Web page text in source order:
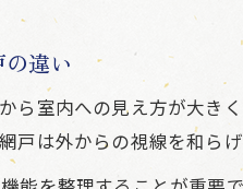
違い
ら室内への見え方が大き
戸は外からの視線を和ら